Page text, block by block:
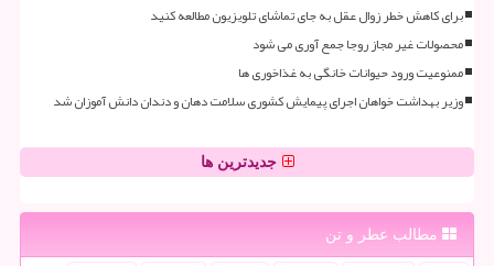
برای کاهش خطر زوال عقل به جای تماشای تلویزیون مطالعه کنید
محصولات غیر مجاز روجا جمع آوری می شود
ممنوعیت ورود حیوانات خانگی به غذاخوری ها
وزیر بهداشت خواهان اجرای پیمایش کشوری سلامت دهان و دندان دانش آموزان شد
جدیدترین ها
مطالب عطر و تن